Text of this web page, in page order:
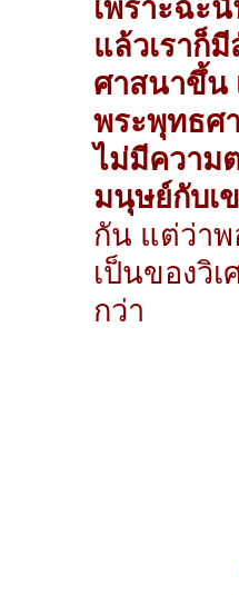
เพราะฉะ
แล้วเราก็
ศาสนาขึ้น
พระพุทธศ
ไม่มีความ
มนุษย์กับเ
กัน แต่ว่าพ
เป็นของวิ
กว่า